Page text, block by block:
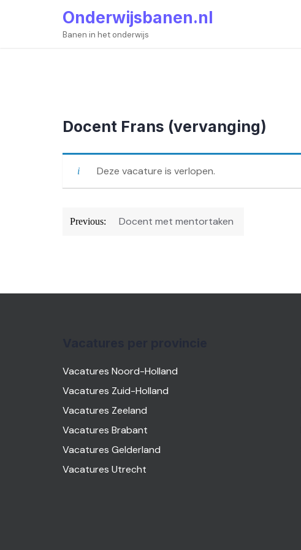
Onderwijsbanen.nl
Banen in het onderwijs
Docent Frans (vervanging)
Deze vacature is verlopen.
Bericht
Previous: Docent met mentortaken
Vacatures Noord-Holland
Vacatures Zuid-Holland
Vacatures Zeeland
Vacatures Brabant
Vacatures Gelderland
Vacatures Utrecht